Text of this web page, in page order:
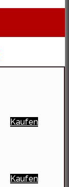
Kaufen
Kaufen